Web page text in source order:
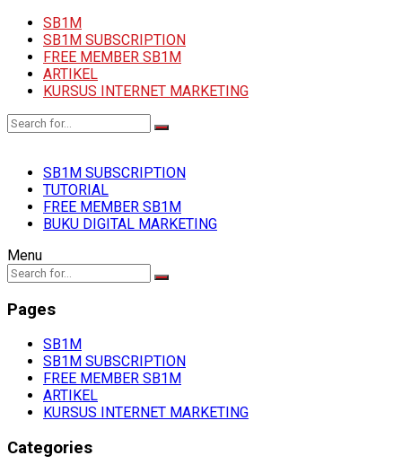
SB1M
SB1M SUBSCRIPTION
FREE MEMBER SB1M
ARTIKEL
KURSUS INTERNET MARKETING
SB1M SUBSCRIPTION
TUTORIAL
FREE MEMBER SB1M
BUKU DIGITAL MARKETING
Menu
Pages
SB1M
SB1M SUBSCRIPTION
FREE MEMBER SB1M
ARTIKEL
KURSUS INTERNET MARKETING
Categories